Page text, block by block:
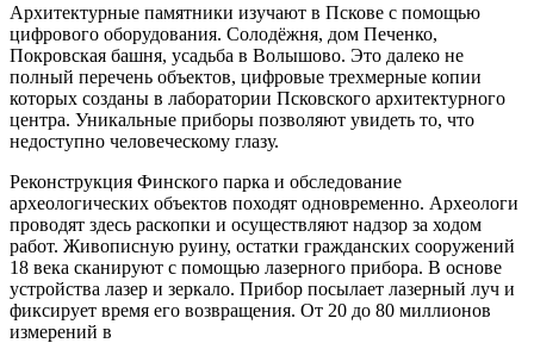
Архитектурные памятники изучают в Пскове с помощью
цифрового оборудования. Солодёжня, дом Печенко,
Покровская башня, усадьба в Волышово. Это далеко не
полный перечень объектов, цифровые трехмерные копии
которых созданы в лаборатории Псковского архитектурного
центра. Уникальные приборы позволяют увидеть то, что
недоступно человеческому глазу.
Реконструкция Финского парка и обследование
археологических объектов походят одновременно. Археологи
проводят здесь раскопки и осуществляют надзор за ходом
работ. Живописную руину, остатки гражданских сооружений
18 века сканируют с помощью лазерного прибора. В основе
устройства лазер и зеркало. Прибор посылает лазерный луч и
фиксирует время его возвращения. От 20 до 80 миллионов
измерений в